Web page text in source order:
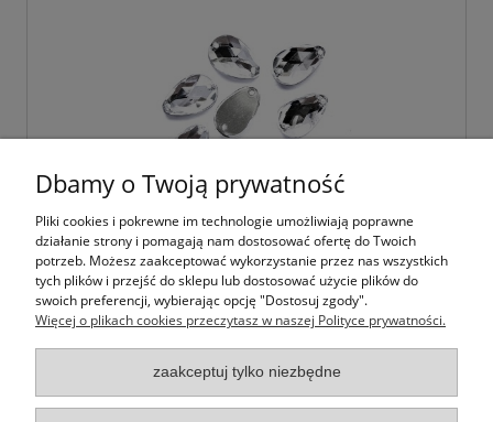
Szlifowane kamienie, dżety do przyszycia
8x13mm, 20szt, Krople Crystal
do koszyka
Dbamy o Twoją prywatność
Pliki cookies i pokrewne im technologie umożliwiają poprawne
działanie strony i pomagają nam dostosować ofertę do Twoich
potrzeb. Możesz zaakceptować wykorzystanie przez nas wszystkich
tych plików i przejść do sklepu lub dostosować użycie plików do
swoich preferencji, wybierając opcję "Dostosuj zgody".
Więcej o plikach cookies przeczytasz w naszej Polityce prywatności.
zaakceptuj tylko niezbędne